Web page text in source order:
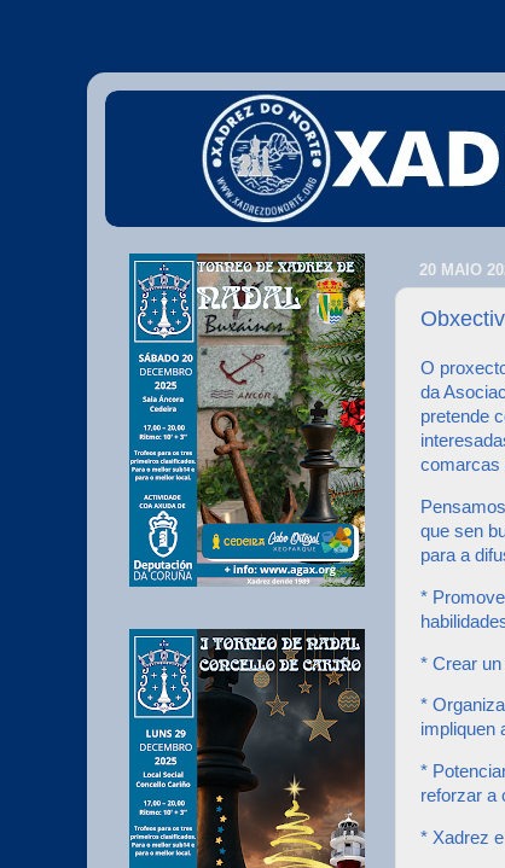
20 MAIO
O
da
pretende
comarcas
que sen
para a
*
* Crear
*
impliquen
*
reforzar a
* Xadrez